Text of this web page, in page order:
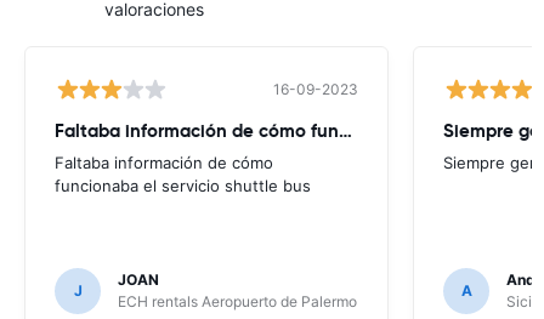
valoraciones
16-09-2023
Faltaba información de cómo funcionaba
Faltaba información de cómo
funcionaba el servicio shuttle bus
J
JOAN
ECH rentals Aeropuerto de Palermo
Siempre
Siempre
A